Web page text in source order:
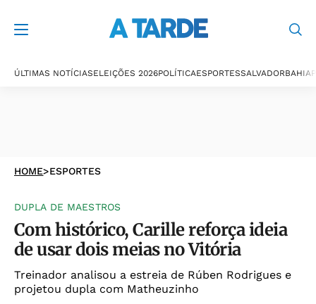
ÚLTIMAS NOTÍCIASELEIÇÕES 2026POLÍTICAESPORTESSALVADORBAHIA
HOME>ESPORTES
DUPLA DE MAESTROS
Com histórico, Carille reforça ideia
de usar dois meias no Vitória
Treinador analisou a estreia de Rúben Rodrigues e
projetou dupla com Matheuzinho